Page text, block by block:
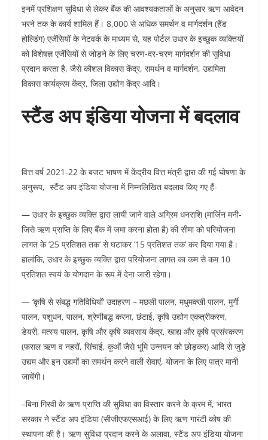
इनमें प्रशिक्षण सुविधा से लेकर बैंक की आवश्यकताओं के अनुसार ऋण आवेदन
भरने तक के कार्य शामिल हैं। 8,000 से अधिक समर्थन व मार्गदर्शन (हैंड
होल्डिंग) एजेंसियों के नेटवर्क के माध्यम से, यह पोर्टल उधार के इच्छुक व्यक्तियों
को विशेषज्ञ एजेंसियों से जोड़ने के लिए चरण-दर-चरण मार्गदर्शन की सुविधा
प्रदान करता है, जैसे कौशल विकास केंद्र, समर्थन व मार्गदर्शन, उद्यमिता
विकास कार्यक्रम केंद्र, जिला उद्योग केंद्र आदि।
स्टैंड अप इंडिया योजना में बदलाव
वित्त वर्ष 2021-22 के बजट भाषण में केंद्रीय वित्त मंत्री द्वारा की गई घोषणा के
अनुरूप, स्टैंड अप इंडिया योजना में निम्नलिखित बदलाव किए गए हैं-
— उधार के इच्छुक व्यक्ति द्वारा लायी जाने वाले अग्रिम धनराशि (मार्जिन मनी-
जिसे ऋण प्राप्ति के लिए बैंक में जमा करना होता है) की सीमा को परियोजना
लागत के ’25 प्रतिशत तक’ से घटाकर ’15 प्रतिशत तक’ कर दिया गया है।
हालांकि, उधार के इच्छुक व्यक्ति द्वारा परियोजना लागत का कम से कम 10
प्रतिशत स्वयं के योगदान के रूप में देना जारी रहेगा।
— ‘कृषि से संबद्ध गतिविधियों’ उदाहरण – मछली पालन, मधुमक्खी पालन, मुर्गी
पालन, पशुधन, पालन, श्रेणीबद्ध करना, छंटाई, कृषि उद्योग एकत्रीकरण,
डेयरी, मत्स्य पालन, कृषि और कृषि व्यवसाय केंद्र, खाद्य और कृषि प्रसंस्करण
(फसल ऋण व नहरों, सिंचाई, कुओं जैसे भूमि उन्नयन को छोड़कर) आदि से जुड़े
उद्यम और इन उद्यमों का समर्थन करने वाली सेवाएं, योजना के लिए पात्र मानी
जायेंगी।
–बिना गिरवी के ऋण प्राप्ति की सुविधा का विस्तार करने के क्रम में, भारत
सरकार ने स्टैंड अप इंडिया (सीजीएफएसआई) के लिए ऋण गारंटी कोष की
स्थापना की है। ऋण सुविधा प्रदान करने के अलावा, स्टैंड अप इंडिया योजना